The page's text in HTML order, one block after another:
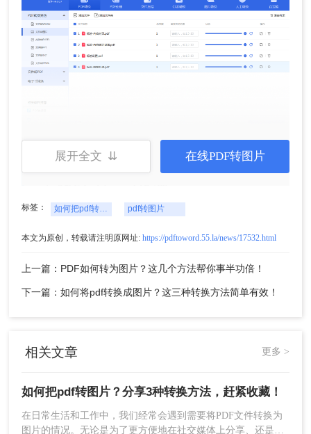
4、转换完成，点击打开查看转换完成的图片。
除了专业软件外，我们还可以使用在线PDF转换器
安装，只要有网络就能轻松使用。下面以转转大师
在线PDF转图片操作为例。
操作如下：
1、打开在线PDF转图片网址：
展开全文 ⇊ 在线PDF转图片
标签： 如何把pdf转图片 pdf转图片
本文为原创，转载请注明原网址: https://pdftoword.55.la/news/17532.html
上一篇：PDF如何转为图片？这几个方法帮你事半功倍！
下一篇：如何将pdf转换成图片？这三种转换方法简单有效！
相关文章 更多 >
如何把pdf转图片？分享3种转换方法，赶紧收藏！
​在日常生活和工作中，我们经常会遇到需要将PDF文件转换为
图片的情况。无论是为了更方便地在社交媒体上分享、还是为